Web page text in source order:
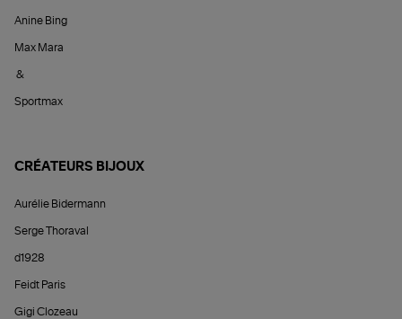
Anine Bing
Max Mara
&
Sportmax
CRÉATEURS BIJOUX
Aurélie Bidermann
Serge Thoraval
d1928
Feidt Paris
Gigi Clozeau